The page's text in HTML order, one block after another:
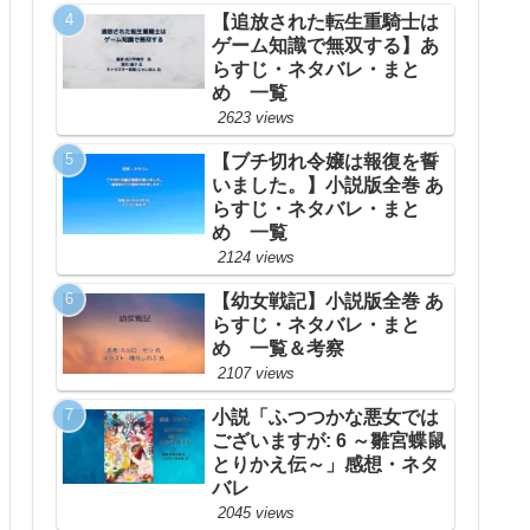
【追放された転生重騎士は
ゲーム知識で無双する】あ
らすじ・ネタバレ・まと
め 一覧
2623 views
【ブチ切れ令嬢は報復を誓
いました。】小説版全巻 あ
らすじ・ネタバレ・まと
め 一覧
2124 views
【幼女戦記】小説版全巻 あ
らすじ・ネタバレ・まと
め 一覧＆考察
2107 views
小説「ふつつかな悪女では
ございますが: 6 ～雛宮蝶鼠
とりかえ伝～」感想・ネタ
バレ
2045 views